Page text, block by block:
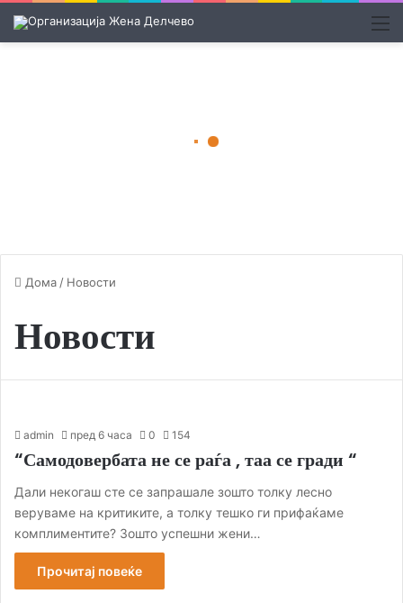
Дома / Новости
Новости
admin пред 6 часа 0 154
“Самодовербата не се раѓа , таа се гради “
Дали некогаш сте се запрашале зошто толку лесно
веруваме на критиките, а толку тешко ги прифаќаме
комплиментите? Зошто успешни жени…
Прочитај повеќе